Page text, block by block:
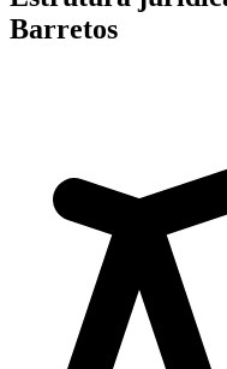
Barretos